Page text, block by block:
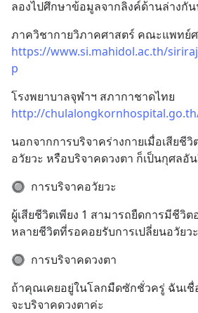
ลองไปศึกษาข้อมูลจากลิงค์ด้านล่างกั
ภาควิชากายวิภาคศาสตร์ คณะแพทย์
https://www.si.mahidol.ac.th/
p
โรงพยาบาลจุฬาฯ สภากาชาดไทย
http://
นอกจากการบริจาคร่างกายเมื่อเสียชี
อวัยวะ หรือบริจาคดวงตา ก็เป็นกุศลอั
🔘  การบริจาคอวัยวะ
ผู้เสียชีวิตเพียง 1 สามารถยืดการมีชีวิ
หลายชีวิตที่รอคอยรับการเปลี่ยนอวัยว
🔘  การบริจาคดวงตา
ถ้าคุณเคยอยู่ในโลกมืดซักชั่วครู่ ฉันเชื่
จะบริจาคดวงตาค่ะ